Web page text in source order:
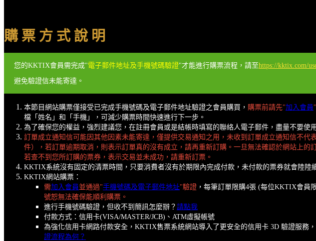
購 票 方 式 說 明
您的KKTIX會員需完成"電子郵件地址及手機號碼驗證"才能進行購票流程，請至https://kktix.com/
避免驗證信未能寄達。
本節目網站購票僅接受已完成手機號碼及電子郵件地址驗證之會員購買， 購票前請先"加入會員
檔「姓名」和「手機」，可減少購票時間快速進行下一步。
為了確保您的權益，強烈建議您，在註冊會員或是結帳時填寫的聯絡人電子郵件，盡量不要
訂單成立通知信可能因其他因素未能寄達，僅提供交易通知之用，未收到訂單成立通知信不
件），若訂單逾期取消，則表示訂單真的沒有成立，請再重新訂購。一旦無法確認於網站上的
若查不到您所訂購的票券，表示交易並未成功，請重新訂票。
KKTIX系統沒有固定的清票時間，只要消費者沒有於期限內完成付款，未付款的票券就會陸
KKTIX網站購票：
需加入會員 並通過"手機號碼及電子郵件地址"驗證 ，每筆訂單限購4張 (每位KKTIX會員
號恕無法確保能順利購票。
進行手機號碼驗證，但收不到簡訊怎麼辦？ 請點我
付款方式：信用卡(VISA/MASTER/JCB)、ATM虛擬帳號
為強化信用卡網路付款安全，KKTIX售票系統網站導入了更安全的信用卡 3D 驗證服務
證流程為何？